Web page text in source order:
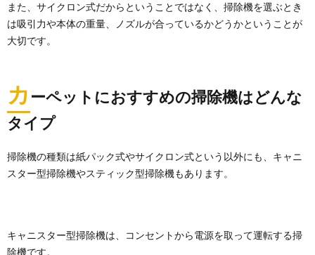
また、サイクロン式だからということではなく、掃除機を選ぶとき
は吸引力や本体の重量、ノズルが合っているかどうかということが
大切です。
カ ーペットにおすすめの掃除機はどんな
タイプ
掃除機の種類は紙パック式やサイクロン式という以外にも、キャニ
スター型掃除機やスティック型掃除機もあります。
キャニスター型掃除機は、コンセントから電源を取って運転する掃
除機です。